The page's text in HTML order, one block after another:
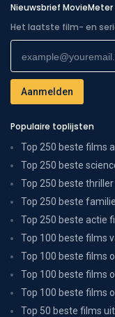
Nieuwsbrief MovieMeter
Het laatste film- en
Populaire toplijsten
Top 250 beste films
Top 250 beste
Top 250 beste
Top 250 beste
Top 250 beste actie
Top 100 beste films
Top 100 beste films
Top 100 beste films
Top 100 beste films
Top 50 beste films